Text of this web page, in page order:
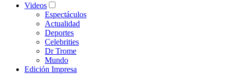
Videos
Espectáculos
Actualidad
Deportes
Celebrities
Dr Trome
Mundo
Edición Impresa